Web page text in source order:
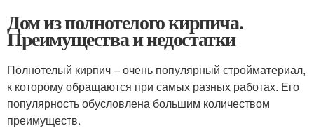
Дом из полнотелого кирпича.
Преимущества и недостатки
Полнотелый кирпич – очень популярный стройматериал,
к которому обращаются при самых разных работах. Его
популярность обусловлена большим количеством
преимуществ.